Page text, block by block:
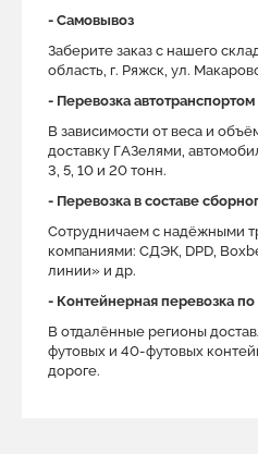
- Самовывоз
Заберите заказ с нашего
область, г. Ряжск, ул.
- Перевозка автотранспортом
В зависимости от веса и
доставку ГАЗелями,
3, 5, 10 и 20 тонн.
- Перевозка в составе
Сотрудничаем с надёжными
компаниями: СДЭК, DPD,
линии» и др.
- Контейнерная перевозка
В отдалённые регионы
футовых и 40-футовых
дороге.